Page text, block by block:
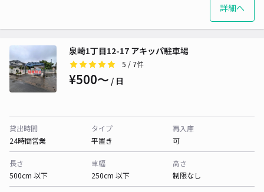
詳細へ
泉崎1丁目12-17 アキッパ駐車場
5 / 7件
¥500〜 / 日
貸出時間
24時間営業
タイプ
平置き
再入庫
可
長さ
500cm 以下
車幅
250cm 以下
高さ
制限なし